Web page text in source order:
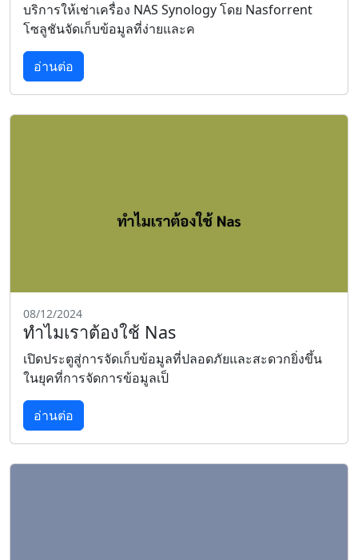
บริการให้เช่าเครื่อง NAS Synology โดย Nasforrent
โซลูชันจัดเก็บข้อมูลที่ง่ายและค
อ่านต่อ
08/12/2024
ทำไมเราต้องใช้ Nas
เปิดประตูสู่การจัดเก็บข้อมูลที่ปลอดภัยและสะดวกยิ่งขึ้น
ในยุคที่การจัดการข้อมูลเป็
อ่านต่อ